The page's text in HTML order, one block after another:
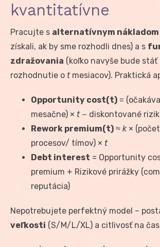
kvantitatívne
Pracujte s alternatívnym nákladom
získali, ak by sme rozhodli dnes) a s
zdražovania (koľko navyše bude stáť
rozhodnutie o tmesiacov). Praktická
Opportunity cost(t) =
mesačne) × t− diskontované
Rework premium(t) ≈ k×
procesov/ tímov) × t
Debt interest = Opportunity
premium + Rizikové prirážky
reputácia)
Nepotrebujete perfektný model –
veľkosti (S/M/L/XL) a citlivosť na